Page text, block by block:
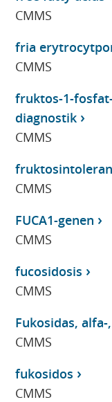
CMMS
fria
CMMS
fruktos-1-
diagnostik
CMMS
CMMS
FUCA1-genen
CMMS
fucosidosis
CMMS
Fukosidas, alfa-
CMMS
fukosidos
CMMS